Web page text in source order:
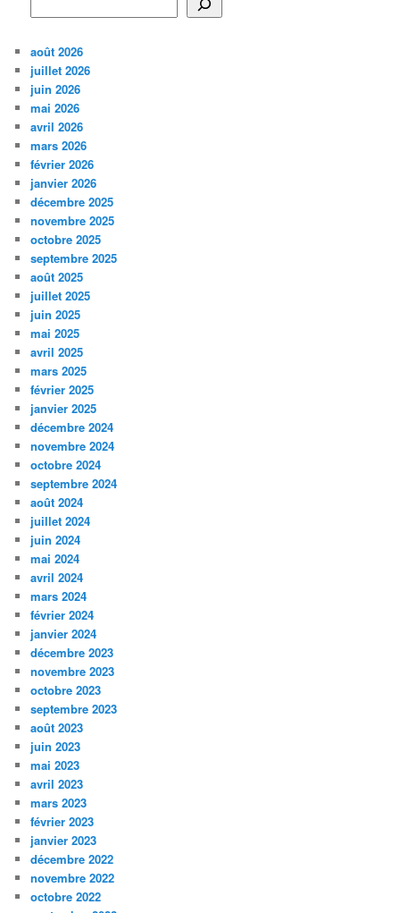
août 2026
juillet 2026
juin 2026
mai 2026
avril 2026
mars 2026
février 2026
janvier 2026
décembre 2025
novembre 2025
octobre 2025
septembre 2025
août 2025
juillet 2025
juin 2025
mai 2025
avril 2025
mars 2025
février 2025
janvier 2025
décembre 2024
novembre 2024
octobre 2024
septembre 2024
août 2024
juillet 2024
juin 2024
mai 2024
avril 2024
mars 2024
février 2024
janvier 2024
décembre 2023
novembre 2023
octobre 2023
septembre 2023
août 2023
juin 2023
mai 2023
avril 2023
mars 2023
février 2023
janvier 2023
décembre 2022
novembre 2022
octobre 2022